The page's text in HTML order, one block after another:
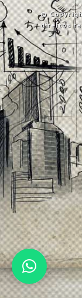
©
direitos